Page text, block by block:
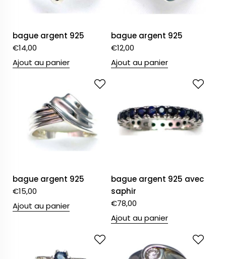
bague argent 925
€14,00
Ajout au panier
bague argent 925
€12,00
Ajout au panier
bague argent 925
€15,00
Ajout au panier
bague argent 925 avec
saphir
€78,00
Ajout au panier